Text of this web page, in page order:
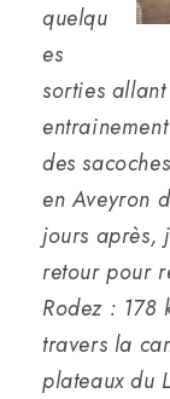
quelqu
es
sorties
des
en Aveyron
jours après,
retour pour
Rodez :
travers la
plateaux du